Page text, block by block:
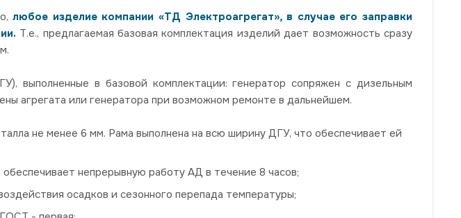
любое изделие компании «ТД Электроагрегат», в случае его заправки
Т.е., предлагаемая базовая комплектация изделий дает возможность сразу
выполненные в базовой комплектации: генератор сопряжен с дизельным
агрегата или генератора при возможном ремонте в дальнейшем.
не менее 6 мм. Рама выполнена на всю ширину ДГУ, что обеспечивает ей
непрерывную работу АД в течение 8 часов;
осадков и сезонного перепада температуры;